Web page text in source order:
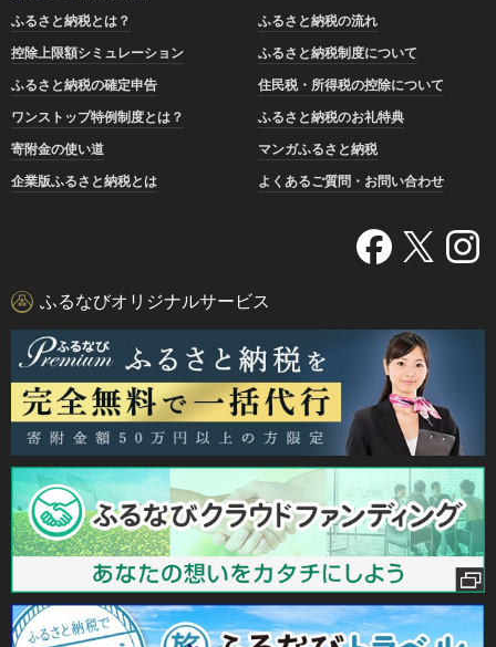
ふるさと納税とは？
ふるさと納税の流れ
控除上限額シミュレーション
ふるさと納税制度について
ふるさと納税の確定申告
住民税・所得税の控除について
ワンストップ特例制度とは？
ふるさと納税のお礼特典
寄附金の使い道
マンガふるさと納税
企業版ふるさと納税とは
よくあるご質問・お問い合わせ
ふるなびオリジナルサービス